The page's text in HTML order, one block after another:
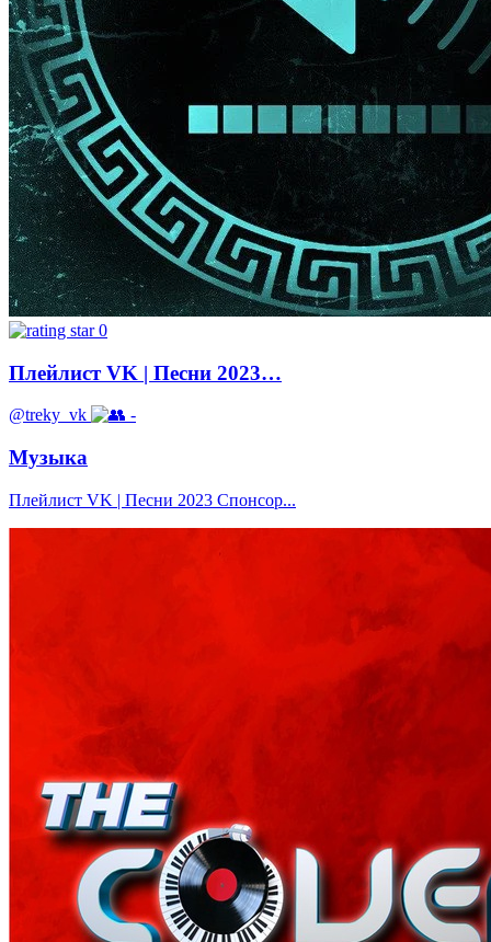
0
Плейлист VK | Песни 2023…
@treky_vk -
Музыка
Плейлист VK | Песни 2023 Спонсор...